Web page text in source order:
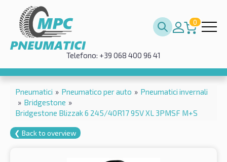
0
Telefono: +39 068 400 96 41
Pneumatici » Pneumatico per auto » Pneumatici invernali
» Bridgestone »
Bridgestone Blizzak 6 245/40R17 95V XL 3PMSF M+S
❮ Back to overview